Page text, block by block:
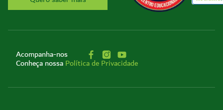
Acompanha-nos
Conheça nossaPolítica de Privacidade